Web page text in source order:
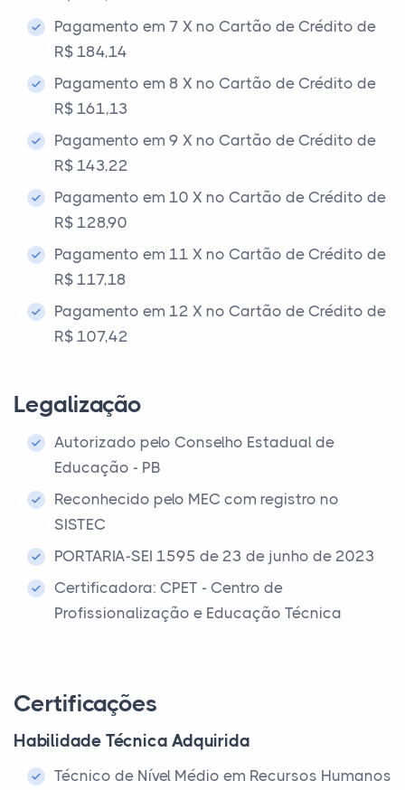
Pagamento em 7 X no Cartão de Crédito de
R$ 184,14
Pagamento em 8 X no Cartão de Crédito de
R$ 161,13
Pagamento em 9 X no Cartão de Crédito de
R$ 143,22
Pagamento em 10 X no Cartão de Crédito de
R$ 128,90
Pagamento em 11 X no Cartão de Crédito de
R$ 117,18
Pagamento em 12 X no Cartão de Crédito de
R$ 107,42
Legalização
Autorizado pelo Conselho Estadual de
Educação - PB
Reconhecido pelo MEC com registro no
SISTEC
PORTARIA-SEI 1595 de 23 de junho de 2023
Certificadora: CPET - Centro de
Profissionalização e Educação Técnica
Certificações
Habilidade Técnica Adquirida
Técnico de Nível Médio em Recursos Humanos